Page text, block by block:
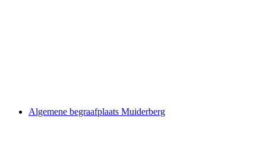
Algemene begraafplaats Muiderberg